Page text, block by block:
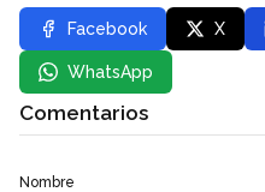
Facebook X
WhatsApp
Comentarios
Nombre